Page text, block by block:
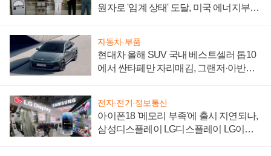
원자로 '임계 상태' 도달, 미국 에너지부
자동차·부품
현대차 올해 SUV 국내 베스트셀러 톱10
에서 싼타페만 자리매김, 그랜저·아반떼
전자·전기·정보통신
아이폰18 '메모리 부족'에 출시 지연되나,
삼성디스플레이 LG디스플레이 LG이노